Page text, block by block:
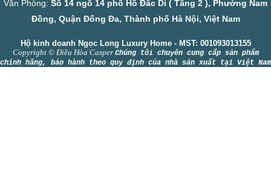
Văn Phòng: Số 14 ngõ 14 phố Hồ Đắc Di ( Tầng 2 ), Phường Nam
Đồng, Quận Đống Đa, Thành phố Hà Nội, Việt Nam
Hộ kinh doanh Ngọc Long Luxury Home - MST: 001093013155
Copyright © Điều Hòa Casper Chúng tôi chuyên cung cấp sản phẩm
chính hãng, bảo hành theo quy định của nhà sản xuất tại Việt Nam